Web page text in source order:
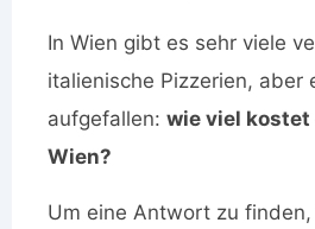
In Wien gibt es sehr viele
italienische Pizzerien, aber
aufgefallen: wie viel kostet
Wien?
Um eine Antwort zu